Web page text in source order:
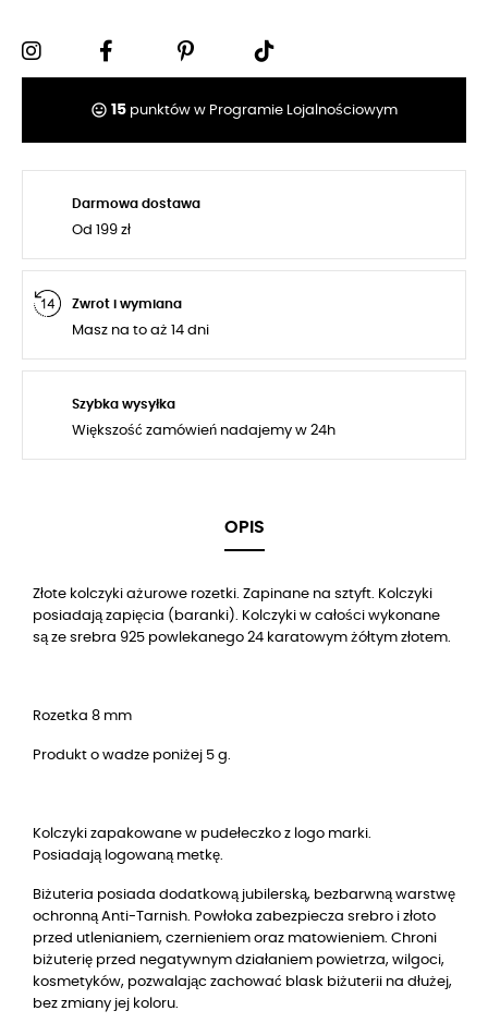
tag_faces 15 punktów w Programie Lojalnościowym
Darmowa dostawa
Od 199 zł
Zwrot i wymiana
Masz na to aż 14 dni
Szybka wysyłka
Większość zamówień nadajemy w 24h
OPIS
Złote kolczyki ażurowe rozetki. Zapinane na sztyft. Kolczyki
posiadają zapięcia (baranki). Kolczyki w całości wykonane
są ze srebra 925 powlekanego 24 karatowym żółtym złotem.
Rozetka 8 mm
Produkt o wadze poniżej 5 g.
Kolczyki zapakowane w pudełeczko z logo marki.
Posiadają logowaną metkę.
Biżuteria posiada dodatkową jubilerską, bezbarwną warstwę
ochronną Anti-Tarnish. Powłoka zabezpiecza srebro i złoto
przed utlenianiem, czernieniem oraz matowieniem. Chroni
biżuterię przed negatywnym działaniem powietrza, wilgoci,
kosmetyków, pozwalając zachować blask biżuterii na dłużej,
bez zmiany jej koloru.